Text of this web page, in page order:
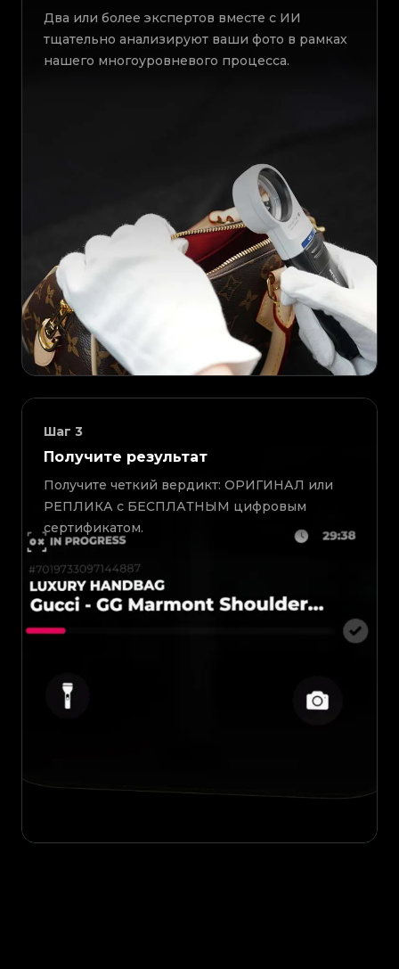
Два или более экспертов вместе с ИИ
тщательно анализируют ваши фото в рамках
нашего многоуровневого процесса.
Шаг 3
Получите результат
Получите четкий вердикт: ОРИГИНАЛ или
РЕПЛИКА с БЕСПЛАТНЫМ цифровым
сертификатом.